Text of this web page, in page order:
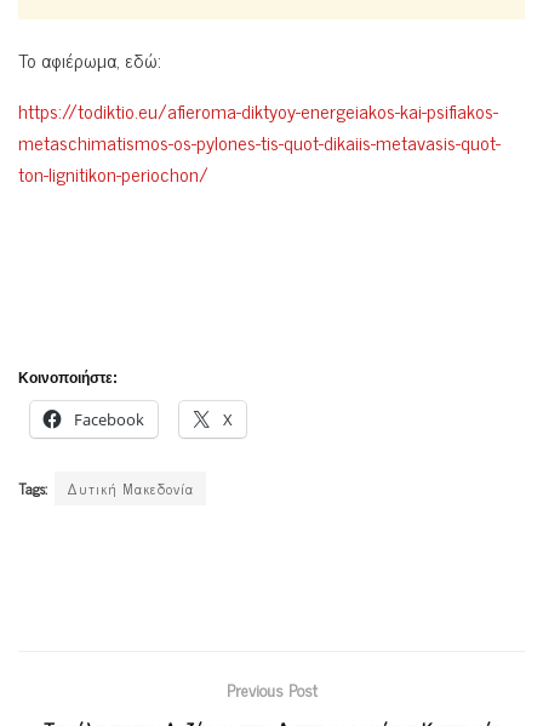
To αφιέρωμα, εδώ:
https://todiktio.eu/afieroma-diktyoy-energeiakos-kai-psifiakos-
metaschimatismos-os-pylones-tis-quot-dikaiis-metavasis-quot-
ton-lignitikon-periochon/
Κοινοποιήστε:
Facebook X
Tags: Δυτική Μακεδονία
Previous Post